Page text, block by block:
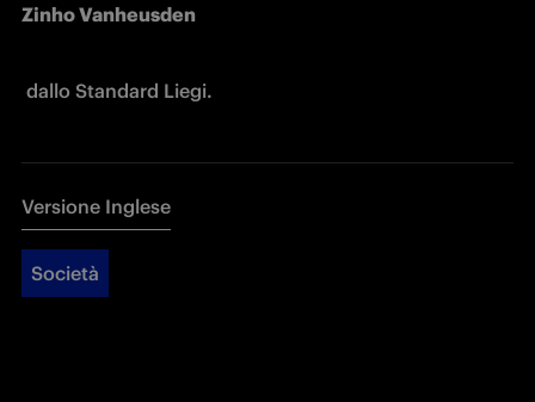
Zinho Vanheusden
dallo Standard Liegi.
Versione Inglese
Società